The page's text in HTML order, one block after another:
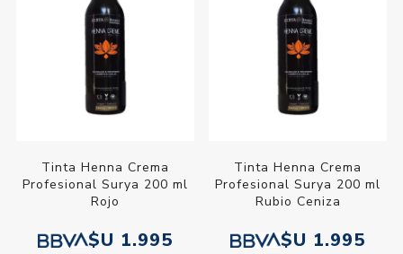
Tinta Henna Crema
Profesional Surya 200 ml
Rojo
$U 1.995
Tinta Henna Crema
Profesional Surya 200 ml
Rubio Ceniza
$U 1.995